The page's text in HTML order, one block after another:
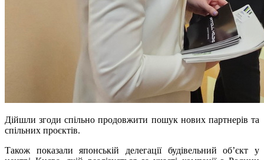
Дійшли згоди спільно продовжити пошук нових партнерів та
спільних проєктів.
Також показали японській делегації будівельний об’єкт у